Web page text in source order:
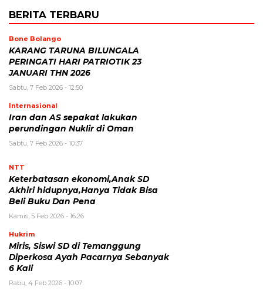
BERITA TERBARU
Bone Bolango
KARANG TARUNA BILUNGALA
PERINGATI HARI PATRIOTIK 23
JANUARI THN 2026
Sabtu, 7 Feb 2026 - 12:50
Internasional
Iran dan AS sepakat lakukan
perundingan Nuklir di Oman
Sabtu, 7 Feb 2026 - 10:37
NTT
Keterbatasan ekonomi,Anak SD
Akhiri hidupnya,Hanya Tidak Bisa
Beli Buku Dan Pena
Kamis, 5 Feb 2026 - 16:26
Hukrim
Miris, Siswi SD di Temanggung
Diperkosa Ayah Pacarnya Sebanyak
6 Kali
Rabu, 4 Feb 2026 - 10:07